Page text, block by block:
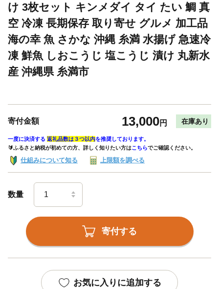
け 3枚セット キンメダイ タイ たい 鯛 真
空 冷凍 長期保存 取り寄せ グルメ 加工品
海の幸 魚 さかな 沖縄 糸満 水揚げ 急速冷
凍 鮮魚 しおこうじ 塩こうじ 漬け 丸新水
産 沖縄県 糸満市
寄付金額 13,000円 在庫あり
一度に決済する 返礼品数は３つ以内を推奨しております。
🔰ふるさと納税が初めての方、詳しく知りたい方はこちらでご確認ください。
仕組みについて知る 上限額を調べる
数量
寄付する
お気に入りに追加する